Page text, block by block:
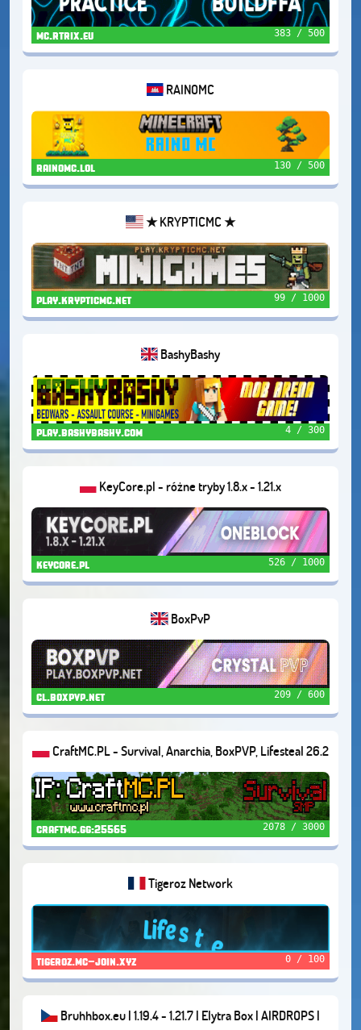
mc.rtrix.eu 383 / 500
RAINOMC
rainomc.lol 130 / 500
★ KRYPTICMC ★
play.krypticmc.net 99 / 1000
BashyBashy
play.bashybashy.com 4 / 300
KeyCore.pl - różne tryby 1.8.x - 1.21.x
keycore.pl 526 / 1000
BoxPvP
cl.boxpvp.net 209 / 600
CraftMC.PL - Survival, Anarchia, BoxPVP, Lifesteal 26.2
craftmc.gg:25565 2078 / 3000
Tigeroz Network
tigeroz.mc-join.xyz 0 / 100
Bruhhbox.eu | 1.19.4 - 1.21.7 | Elytra Box | AIRDROPS |